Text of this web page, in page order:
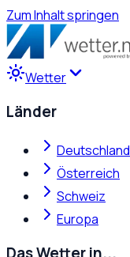
Zum Inhalt springen
Wetter
Länder
Deutschland
Österreich
Schweiz
Europa